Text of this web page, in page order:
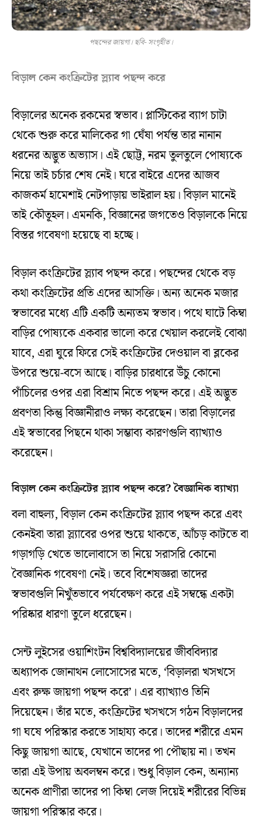
পছন্দের জায়গা। ছবি- সংগৃহীত।
বিড়াল কেন কংক্রিটের স্ল্যাব পছন্দ করে
বিড়ালের অনেক রকমের স্বভাব। প্লাস্টিকের ব্যাগ চাটা
থেকে শুরু করে মালিকের গা ঘেঁষা পর্যন্ত তার নানান
ধরনের অদ্ভুত অভ্যাস। এই ছোট্ট, নরম তুলতুলে পোষ্যকে
নিয়ে তাই চর্চার শেষ নেই। ঘরে বাইরে এদের আজব
কাজকর্ম হামেশাই নেটপাড়ায় ভাইরাল হয়। বিড়াল মানেই
তাই কৌতূহল। এমনকি, বিজ্ঞানের জগতেও বিড়ালকে নিয়ে
বিস্তর গবেষণা হয়েছে বা হচ্ছে।
বিড়াল কংক্রিটের স্ল্যাব পছন্দ করে। পছন্দের থেকে বড়
কথা কংক্রিটের প্রতি এদের আসক্তি। অন্য অনেক মজার
স্বভাবের মধ্যে এটি একটি অন্যতম স্বভাব। পথে ঘাটে কিম্বা
বাড়ির পোষ্যকে একবার ভালো করে খেয়াল করলেই বোঝা
যাবে, এরা ঘুরে ফিরে সেই কংক্রিটের দেওয়াল বা ব্লকের
উপরে শুয়ে-বসে আছে। বাড়ির চারধারে উঁচু কোনো
পাঁচিলের ওপর এরা বিশ্রাম নিতে পছন্দ করে। এই অদ্ভুত
প্রবণতা কিন্তু বিজ্ঞানীরাও লক্ষ্য করেছেন। তারা বিড়ালের
এই স্বভাবের পিছনে থাকা সম্ভাব্য কারণগুলি ব্যাখ্যাও
করেছেন।
বিড়াল কেন কংক্রিটের স্ল্যাব পছন্দ করে? বৈজ্ঞানিক ব্যাখ্যা
বলা বাহুল্য, বিড়াল কেন কংক্রিটের স্ল্যাব পছন্দ করে এবং
কেনইবা তারা স্ল্যাবের ওপর শুয়ে থাকতে, আঁচড় কাটতে বা
গড়াগড়ি খেতে ভালোবাসে তা নিয়ে সরাসরি কোনো
বৈজ্ঞানিক গবেষণা নেই। তবে বিশেষজ্ঞরা তাদের
স্বভাবগুলি নিখুঁতভাবে পর্যবেক্ষণ করে এই সম্বন্ধে একটা
পরিষ্কার ধারণা তুলে ধরেছেন।
সেন্ট লুইসের ওয়াশিংটন বিশ্ববিদ্যালয়ের জীববিদ্যার
অধ্যাপক জোনাথন লোসোসের মতে, ‘বিড়ালরা খসখসে
এবং রুক্ষ জায়গা পছন্দ করে’। এর ব্যাখ্যাও তিনি
দিয়েছেন। তাঁর মতে, কংক্রিটের খসখসে গঠন বিড়ালদের
গা ঘষে পরিস্কার করতে সাহায্য করে। তাদের শরীরে এমন
কিছু জায়গা আছে, যেখানে তাদের পা পৌছায় না। তখন
তারা এই উপায় অবলম্বন করে। শুধু বিড়াল কেন, অন্যান্য
অনেক প্রাণীরা তাদের পা কিম্বা লেজ দিয়েই শরীরের বিভিন্ন
জায়গা পরিস্কার করে।